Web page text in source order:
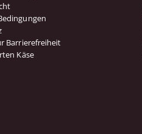
Barrierefreiheit
Käse